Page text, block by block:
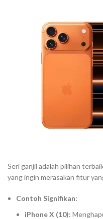
Seri ganjil adalah pilihan
yang ingin merasakan fitur
Contoh Signifikan:
iPhone X (10):